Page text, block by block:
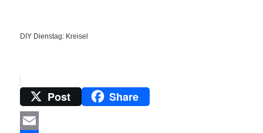
DIY Dienstag: Kreisel
Post Share